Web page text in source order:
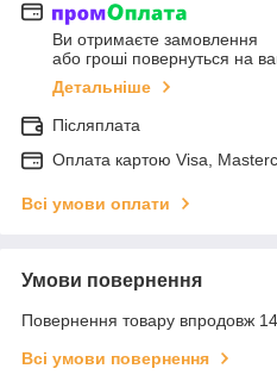
Ви отримаєте замовлення
або гроші повернуться на
Детальніше
Післяплата
Оплата картою Visa,
Всі умови оплати
Умови повернення
Повернення товару впродовж
Всі умови повернення